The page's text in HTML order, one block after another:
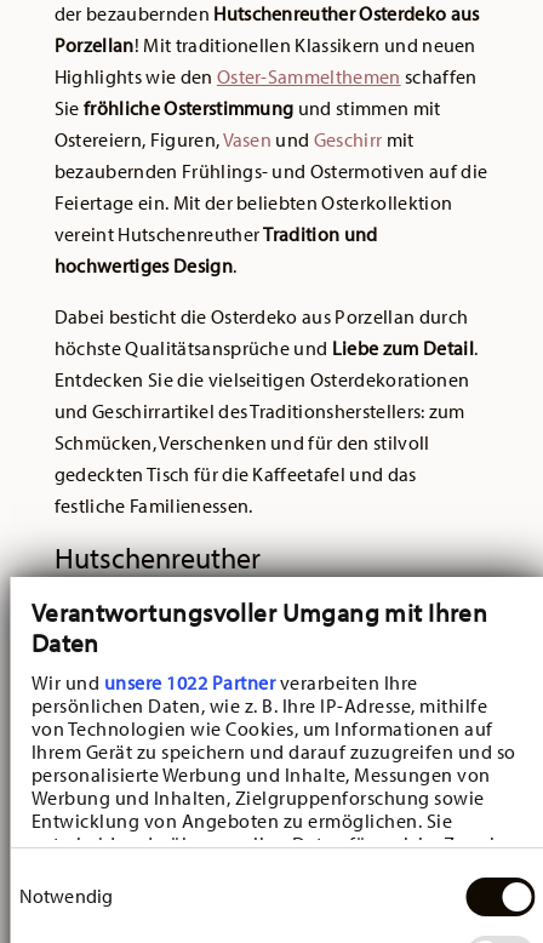
Verantwortungsvoller Umgang mit Ihren
Daten
Wir und unsere 1022 Partnerverarbeiten Ihre
persönlichen Daten, wie z. B. Ihre IP-Adresse, mithilfe
von Technologien wie Cookies, um Informationen auf
Ihrem Gerät zu speichern und darauf zuzugreifen und so
personalisierte Werbung und Inhalte, Messungen von
Werbung und Inhalten, Zielgruppenforschung sowie
Entwicklung von Angeboten zu ermöglichen. Sie
entscheiden darüber, wer Ihre Daten für welche Zwecke
Cookie-Erklärung oder durch Klicken auf das Privacy
Trigger Symbol ändern oder widerrufen
Notwendig
der bezaubernden Hutschenreuther Osterdeko aus
Porzellan! Mit traditionellen Klassikern und neuen
Highlights wie den Oster-Sammelthemen schaffen
Siefröhliche Osterstimmung und stimmen mit
Ostereiern, Figuren,Vasen und Geschirr mit
bezaubernden Frühlings- und Ostermotiven auf die
Feiertage ein. Mit der beliebten Osterkollektion
vereint HutschenreutherTradition und
hochwertiges Design.
Dabei besticht die Osterdeko aus Porzellan durch
höchste Qualitätsansprüche und Liebe zum Detail.
Entdecken Sie die vielseitigen Osterdekorationen
und Geschirrartikel des Traditionsherstellers: zum
Schmücken, Verschenken und für den stilvoll
gedeckten Tisch für die Kaffeetafel und das
festliche Familienessen.
Hutschenreuther
Wecken Sie die Natur aus dem Winterschlaf mit den
wieHutschenreuther Frühlingsgrüße. Wenn die
Tage länger werden und sich die Natur mit dem
ersten zarten Grün überzieht, ist es Zeit für eine
phantasievolle Reise in die zauberhafte Welt der
Frühlingsblumen, Vögel und Schmetterlinge, die als
hochwertiges Dekor die feinen Hutschenreuther-
Porzellanartikel zieren. Zu den klassischen Motiven